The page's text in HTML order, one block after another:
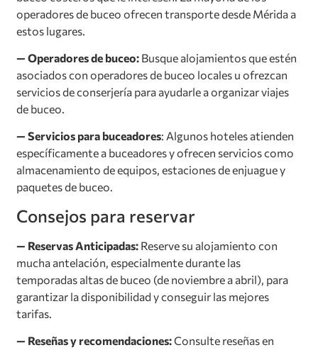
operadores de buceo ofrecen transporte desde Mérida a
estos lugares.
— Operadores de buceo: Busque alojamientos que estén
asociados con operadores de buceo locales u ofrezcan
servicios de conserjería para ayudarle a organizar viajes
de buceo.
— Servicios para buceadores: Algunos hoteles atienden
específicamente a buceadores y ofrecen servicios como
almacenamiento de equipos, estaciones de enjuague y
paquetes de buceo.
Consejos para reservar
— Reservas Anticipadas: Reserve su alojamiento con
mucha antelación, especialmente durante las
temporadas altas de buceo (de noviembre a abril), para
garantizar la disponibilidad y conseguir las mejores
tarifas.
— Reseñas y recomendaciones:Consulte reseñas en